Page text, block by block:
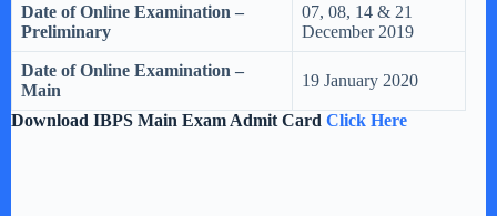
Date of Online Examination –
Preliminary
07, 08, 14 & 21
December 2019
Date of Online Examination –
Main
19 January 2020
Download IBPS Main Exam Admit Card Click Here